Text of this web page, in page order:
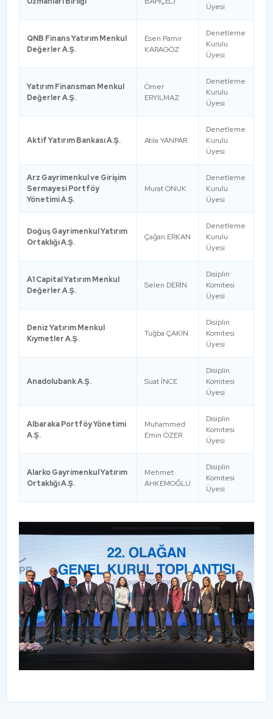
Üyesi
QNB Finans Yatırım Menkul
Değerler A.Ş.
Esen Pamir
KARAGÖZ
Denetleme
Kurulu
Üyesi
Yatırım Finansman Menkul
Değerler A.Ş.
Ömer
ERYILMAZ
Denetleme
Kurulu
Üyesi
Aktif Yatırım Bankası A.Ş. Atila YANPAR
Denetleme
Kurulu
Üyesi
Arz Gayrimenkul ve Girişim
Sermayesi Portföy
Yönetimi A.Ş.
Murat ONUK
Denetleme
Kurulu
Üyesi
Doğuş Gayrimenkul Yatırım
Ortaklığı A.Ş.
Çağan ERKAN
Denetleme
Kurulu
Üyesi
A1 Capital Yatırım Menkul
Değerler A.Ş.
Selen DERİN
Disiplin
Komitesi
Üyesi
Deniz Yatırım Menkul
Kıymetler A.Ş.
Tuğba ÇAKIN
Disiplin
Komitesi
Üyesi
Anadolubank A.Ş. Suat İNCE
Disiplin
Komitesi
Üyesi
Albaraka Portföy Yönetimi
A.Ş.
Muhammed
Emin ÖZER
Disiplin
Komitesi
Üyesi
Alarko Gayrimenkul Yatırım
Ortaklığı A.Ş.
Mehmet
AHKEMOĞLU
Disiplin
Komitesi
Üyesi